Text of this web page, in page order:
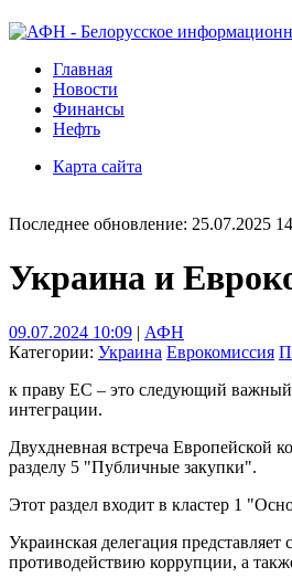
Главная
Новости
Финансы
Нефть
Карта сайта
Последнее обновление: 25.07.2025
Украина и
09.07.2024 10:09 | АФН
Категории: Украина Еврокомиссия
к праву ЕС – это следующий важный
интеграции.
Двухдневная встреча Европейской
разделу 5 "Публичные закупки".
Этот раздел входит в кластер 1
Украинская делегация
противодействию коррупции, а